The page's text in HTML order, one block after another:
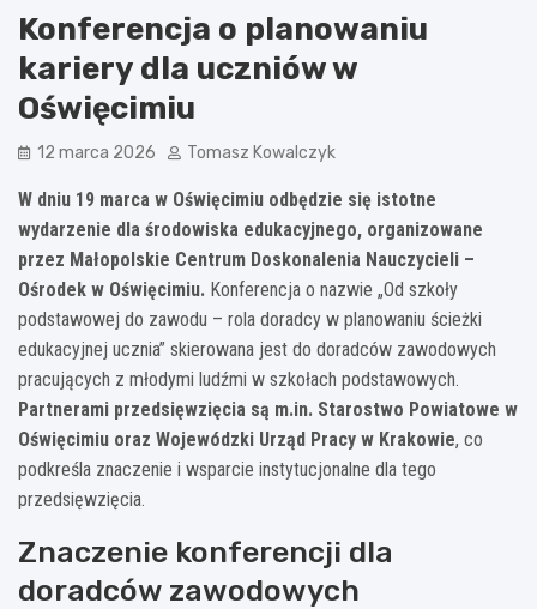
Konferencja o planowaniu
kariery dla uczniów w
Oświęcimiu
12 marca 2026 Tomasz Kowalczyk
W dniu 19 marca w Oświęcimiu odbędzie się istotne
wydarzenie dla środowiska edukacyjnego, organizowane
przez Małopolskie Centrum Doskonalenia Nauczycieli –
Ośrodek w Oświęcimiu. Konferencja o nazwie „Od szkoły
podstawowej do zawodu – rola doradcy w planowaniu ścieżki
edukacyjnej ucznia” skierowana jest do doradców zawodowych
pracujących z młodymi ludźmi w szkołach podstawowych.
Partnerami przedsięwzięcia są m.in. Starostwo Powiatowe w
Oświęcimiu oraz Wojewódzki Urząd Pracy w Krakowie, co
podkreśla znaczenie i wsparcie instytucjonalne dla tego
przedsięwzięcia.
Znaczenie konferencji dla
doradców zawodowych